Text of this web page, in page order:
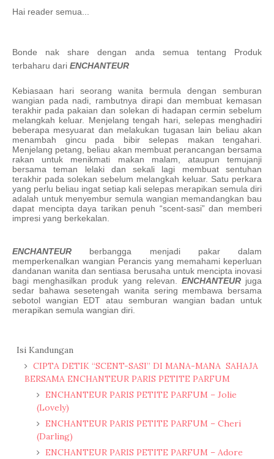
Hai reader semua...
Bonde nak share dengan anda semua tentang Produk
terbaharu dari ENCHANTEUR
Kebiasaan hari seorang wanita bermula dengan semburan
wangian pada nadi, rambutnya dirapi dan membuat kemasan
terakhir pada pakaian dan solekan di hadapan cermin sebelum
melangkah keluar. Menjelang tengah hari, selepas menghadiri
beberapa mesyuarat dan melakukan tugasan lain beliau akan
menambah gincu pada bibir selepas makan tengahari.
Menjelang petang, beliau akan membuat perancangan bersama
rakan untuk menikmati makan malam, ataupun temujanji
bersama teman lelaki dan sekali lagi membuat sentuhan
terakhir pada solekan sebelum melangkah keluar. Satu perkara
yang perlu beliau ingat setiap kali selepas merapikan semula diri
adalah untuk menyembur semula wangian memandangkan bau
dapat mencipta daya tarikan penuh “scent-sasi” dan memberi
impresi yang berkekalan.
ENCHANTEUR berbangga menjadi pakar dalam
memperkenalkan wangian Perancis yang memahami keperluan
dandanan wanita dan sentiasa berusaha untuk mencipta inovasi
bagi menghasilkan produk yang relevan. ENCHANTEURjuga
sedar bahawa sesetengah wanita sering membawa bersama
sebotol wangian EDT atau semburan wangian badan untuk
merapikan semula wangian diri.
Isi Kandungan
CIPTA DETIK “SCENT-SASI” DI MANA-MANA SAHAJA
BERSAMA ENCHANTEUR PARIS PETITE PARFUM
ENCHANTEUR PARIS PETITE PARFUM – Jolie
(Lovely)
ENCHANTEUR PARIS PETITE PARFUM – Cheri
(Darling)
ENCHANTEUR PARIS PETITE PARFUM – Adore